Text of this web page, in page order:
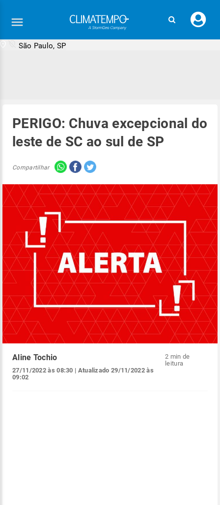
seu
São Paulo, SP
PERIGO: Chuva excepcional do
leste de SC ao sul de SP
Compartilhar
Aline Tochio
27/11/2022 às 08:30 | Atualizado 29/11/2022 às
09:02
2 min de
leitura